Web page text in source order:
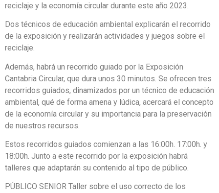
reciclaje y la economía circular durante este año 2023.
Dos técnicos de educación ambiental explicarán el recorrido
de la exposición y realizarán actividades y juegos sobre el
reciclaje.
Además, habrá un recorrido guiado por la Exposición
Cantabria Circular, que dura unos 30 minutos. Se ofrecen tres
recorridos guiados, dinamizados por un técnico de educación
ambiental, qué de forma amena y lúdica, acercará el concepto
de la economía circular y su importancia para la preservación
de nuestros recursos.
Estos recorridos guiados comienzan a las 16:00h. 17:00h. y
18:00h. Junto a este recorrido por la exposición habrá
talleres que adaptarán su contenido al tipo de público.
PÚBLICO SENIOR Taller sobre el uso correcto de los